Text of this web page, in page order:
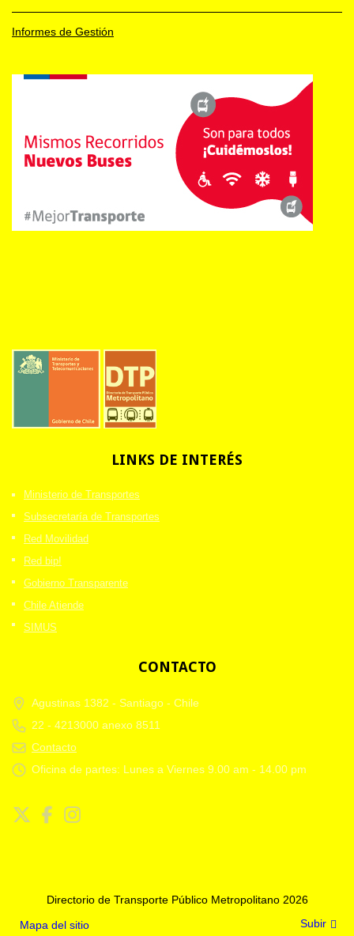
Informes de Gestión
LINKS DE INTERÉS
Ministerio de Transportes
Subsecretaría de Transportes
Red Movilidad
Red bip!
Gobierno Transparente
Chile Atiende
SIMUS
CONTACTO
Agustinas 1382 - Santiago - Chile
22 - 4213000 anexo 8511
Contacto
Oficina de partes: Lunes a Viernes 9.00 am - 14.00 pm
Directorio de Transporte Público Metropolitano 2026
Mapa del sitio
Subir